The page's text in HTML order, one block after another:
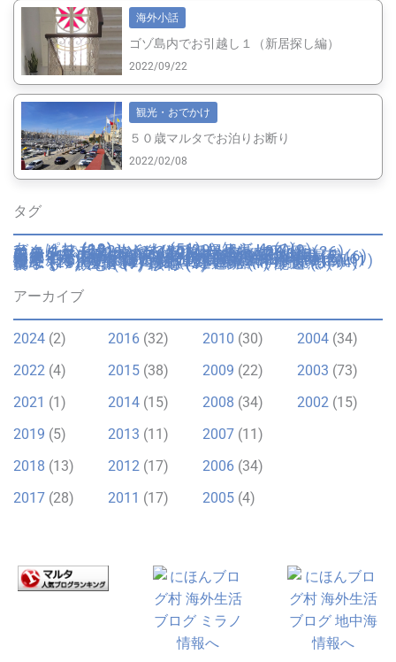
海外小話
ゴゾ島内でお引越し１（新居探し編）
2022/09/22
観光・おでかけ
５０歳マルタでお泊りお断り
2022/02/08
タグ
あっぱれ (13) いいね (51) お知らせ (1)
びっくり (32) もやもや (29) イギリス (9)
イタリア (222) イタリア妊婦生活 (34)
エンターテイメント (20) カトリック行事 (26)
カルチャー (20) ゴゾ (93) サイト (7)
ショップ (17) スペイン (1) トリュフ (3)
フランス (2) マルタ (42) ミュージアム (5)
不便 (11) 不動産 (7) 乗物・交通 (16) 仮装 (4)
伝統 (5) 便利 (10) 健康 (19) 回想録 (12) 園芸 (6)
夫のピー太郎 (9) 学校・教育 (24) 容姿 (6)
年末年始 (8) 引越し (11) 役所・警察 (3)
心が痛む (1) 思いふける (8) 成長 (16) 手続き (6)
日本 (10) 日本里帰り (20) 日用品 (2) 時間 (2)
歴史 (7) 歴史的建造物 (8) 気候 (25) 海 (13) 湖 (1)
溜息 (19) 物価 (11) 猫 (12) 画材 (1) 病院 (19)
祝う (21) 穴場 (4) 自動車運転免許 (4) 自然 (14)
菓子 (13) 言語 (9) 跡地 (3) 遺跡 (1) 配送 (5)
食べる・飲む (37) 骸骨 (1)
アーカイブ
2024 (2)
2022 (4)
2021 (1)
2019 (5)
2018 (13)
2017 (28)
2016 (32)
2015 (38)
2014 (15)
2013 (11)
2012 (17)
2011 (17)
2010 (30)
2009 (22)
2008 (34)
2007 (11)
2006 (34)
2005 (4)
2004 (34)
2003 (73)
2002 (15)